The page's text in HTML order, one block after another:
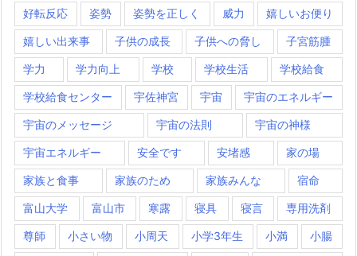
好転反応 姿勢 姿勢を正しく 威力 嬉しいお便り
嬉しい出来事 子供の成長 子供への脅し 子宮筋腫
学力 学力向上 学校 学校生活 学校給食
学校給食センター 宇佐神宮 宇宙 宇宙のエネルギー
宇宙のメッセージ 宇宙の法則 宇宙の神様
宇宙エネルギー 安全です 安堵感 家の場
家族と食事 家族のため 家族みんな 宿命
富山大学 富山市 寒露 寝具 寝言 専用洗剤
尊師 小さい物 小周天 小学3年生 小満 小腸